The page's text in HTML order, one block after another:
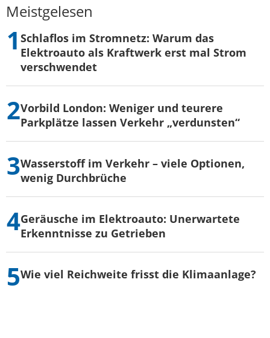
Meistgelesen
Schlaflos im Stromnetz: Warum das
Elektroauto als Kraftwerk erst mal Strom
verschwendet
Vorbild London: Weniger und teurere
Parkplätze lassen Verkehr „verdunsten“
Wasserstoff im Verkehr – viele Optionen,
wenig Durchbrüche
Geräusche im Elektroauto: Unerwartete
Erkenntnisse zu Getrieben
Wie viel Reichweite frisst die Klimaanlage?